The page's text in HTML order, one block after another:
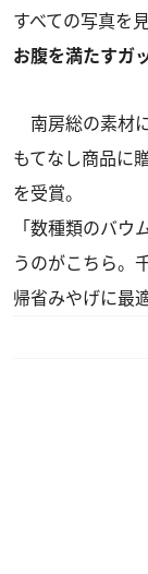
すべての写真を
お腹を満たすガ
南房総の素材
もてなし商品に
を受賞。
「数種類のバ
うのがこちら。
帰省みやげに最